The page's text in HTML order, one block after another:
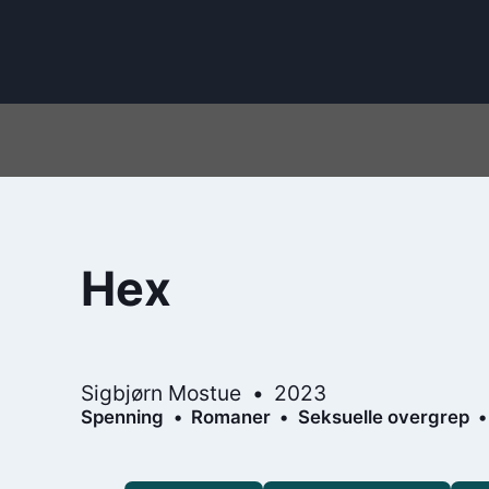
Hex
Sigbjørn Mostue 2023
Spenning Romaner Seksuelle overgrep